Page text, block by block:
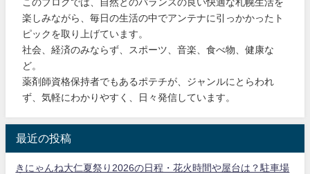
楽しみながら、毎日の生活の中でアンテナに引っかかったト
ピックを取り上げています。
社会、経済のみならず、スポーツ、音楽、食べ物、健康な
ど。
薬剤師資格保持者でもあるポテチが、ジャンルにとらわれ
ず、気軽にわかりやすく、日々発信しています。
最近の投稿
きにゃんね大仁夏祭り2026の日程・花火時間や屋台は？駐車場